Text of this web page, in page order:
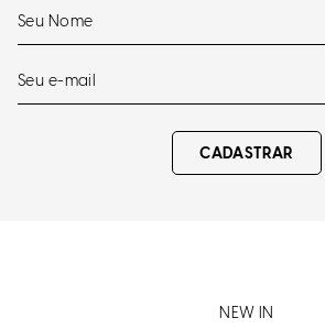
CADASTRAR
NEW IN